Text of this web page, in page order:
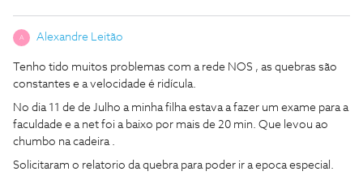
A Alexandre Leitão
Tenho tido muitos problemas com a rede NOS , as quebras são
constantes e a velocidade é ridícula.
No dia 11 de de Julho a minha filha estava a fazer um exame para a
faculdade e a net foi a baixo por mais de 20 min. Que levou ao
chumbo na cadeira .
Solicitaram o relatorio da quebra para poder ir a epoca especial.